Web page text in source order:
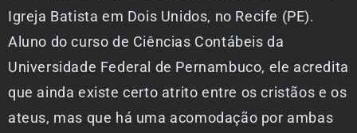
Igreja Batista em Dois Unidos, no Recife (PE).
Aluno do curso de Ciências Contábeis da
Universidade Federal de Pernambuco, ele acredita
que ainda existe certo atrito entre os cristãos e os
ateus, mas que há uma acomodação por ambas